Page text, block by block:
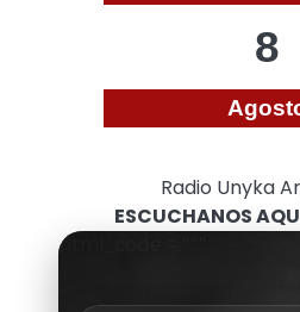
8
Radio Unyka
ESCUCHANOS